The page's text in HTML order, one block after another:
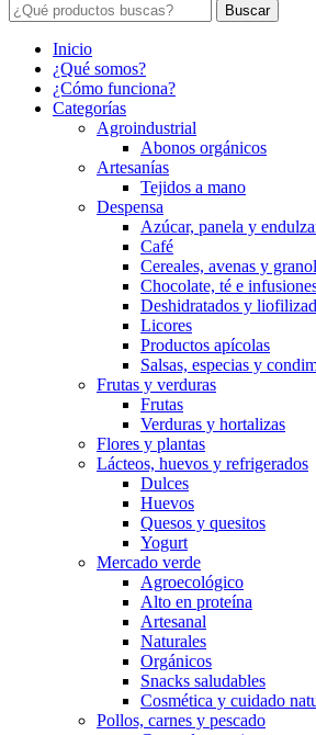
Buscar
Inicio
¿Qué somos?
¿Cómo funciona?
Categorías
Agroindustrial
Abonos orgánicos
Artesanías
Tejidos a mano
Despensa
Azúcar, panela y
Café
Cereales, avenas y
Chocolate, té e
Deshidratados y
Licores
Productos apícolas
Salsas, especias y
Frutas y verduras
Frutas
Verduras y hortalizas
Flores y plantas
Lácteos, huevos y refrigerados
Dulces
Huevos
Quesos y quesitos
Yogurt
Mercado verde
Agroecológico
Alto en proteína
Artesanal
Naturales
Orgánicos
Snacks saludables
Cosmética y cuidado
Pollos, carnes y pescado